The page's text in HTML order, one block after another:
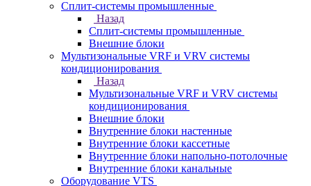
Сплит-системы промышленные
Назад
Сплит-системы промышленные
Внешние блоки
Мультизональные VRF и VRV системы
кондиционирования
Назад
Мультизональные VRF и VRV системы
кондиционирования
Внешние блоки
Внутренние блоки настенные
Внутренние блоки кассетные
Внутренние блоки напольно-потолочные
Внутренние блоки канальные
Оборудование VTS